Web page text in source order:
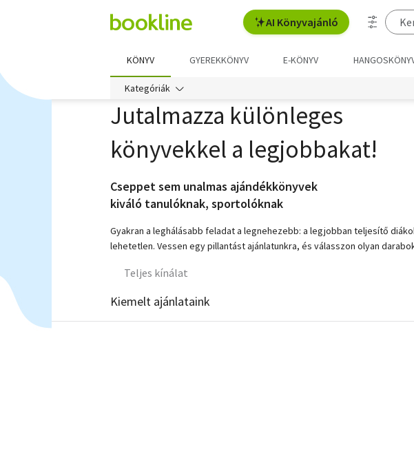
AI Könyvajánló
KÖNYV GYEREKKÖNYV E-KÖNYV
Kategóriák
Jutalmazza különleges
könyvekkel a legjobbakat!
Cseppet sem unalmas ajándékkönyvek
kiváló tanulóknak, sportolóknak
Gyakran a leghálásabb feladat a legnehezebb: a legjobban teljesítő
lehetetlen. Vessen egy pillantást ajánlatunkra, és válasszon olyan
Teljes kínálat
Kiemelt ajánlataink